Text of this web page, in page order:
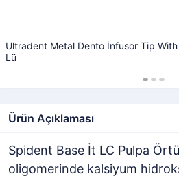
Ultradent Metal Dento İnfusor Tip
Lü
Ürün Açıklaması
Spident Base İt LC Pulpa
oligomerinde kalsiyum